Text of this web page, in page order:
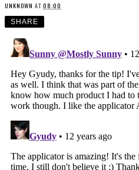
UNKNOWN AT 08:00
SHARE